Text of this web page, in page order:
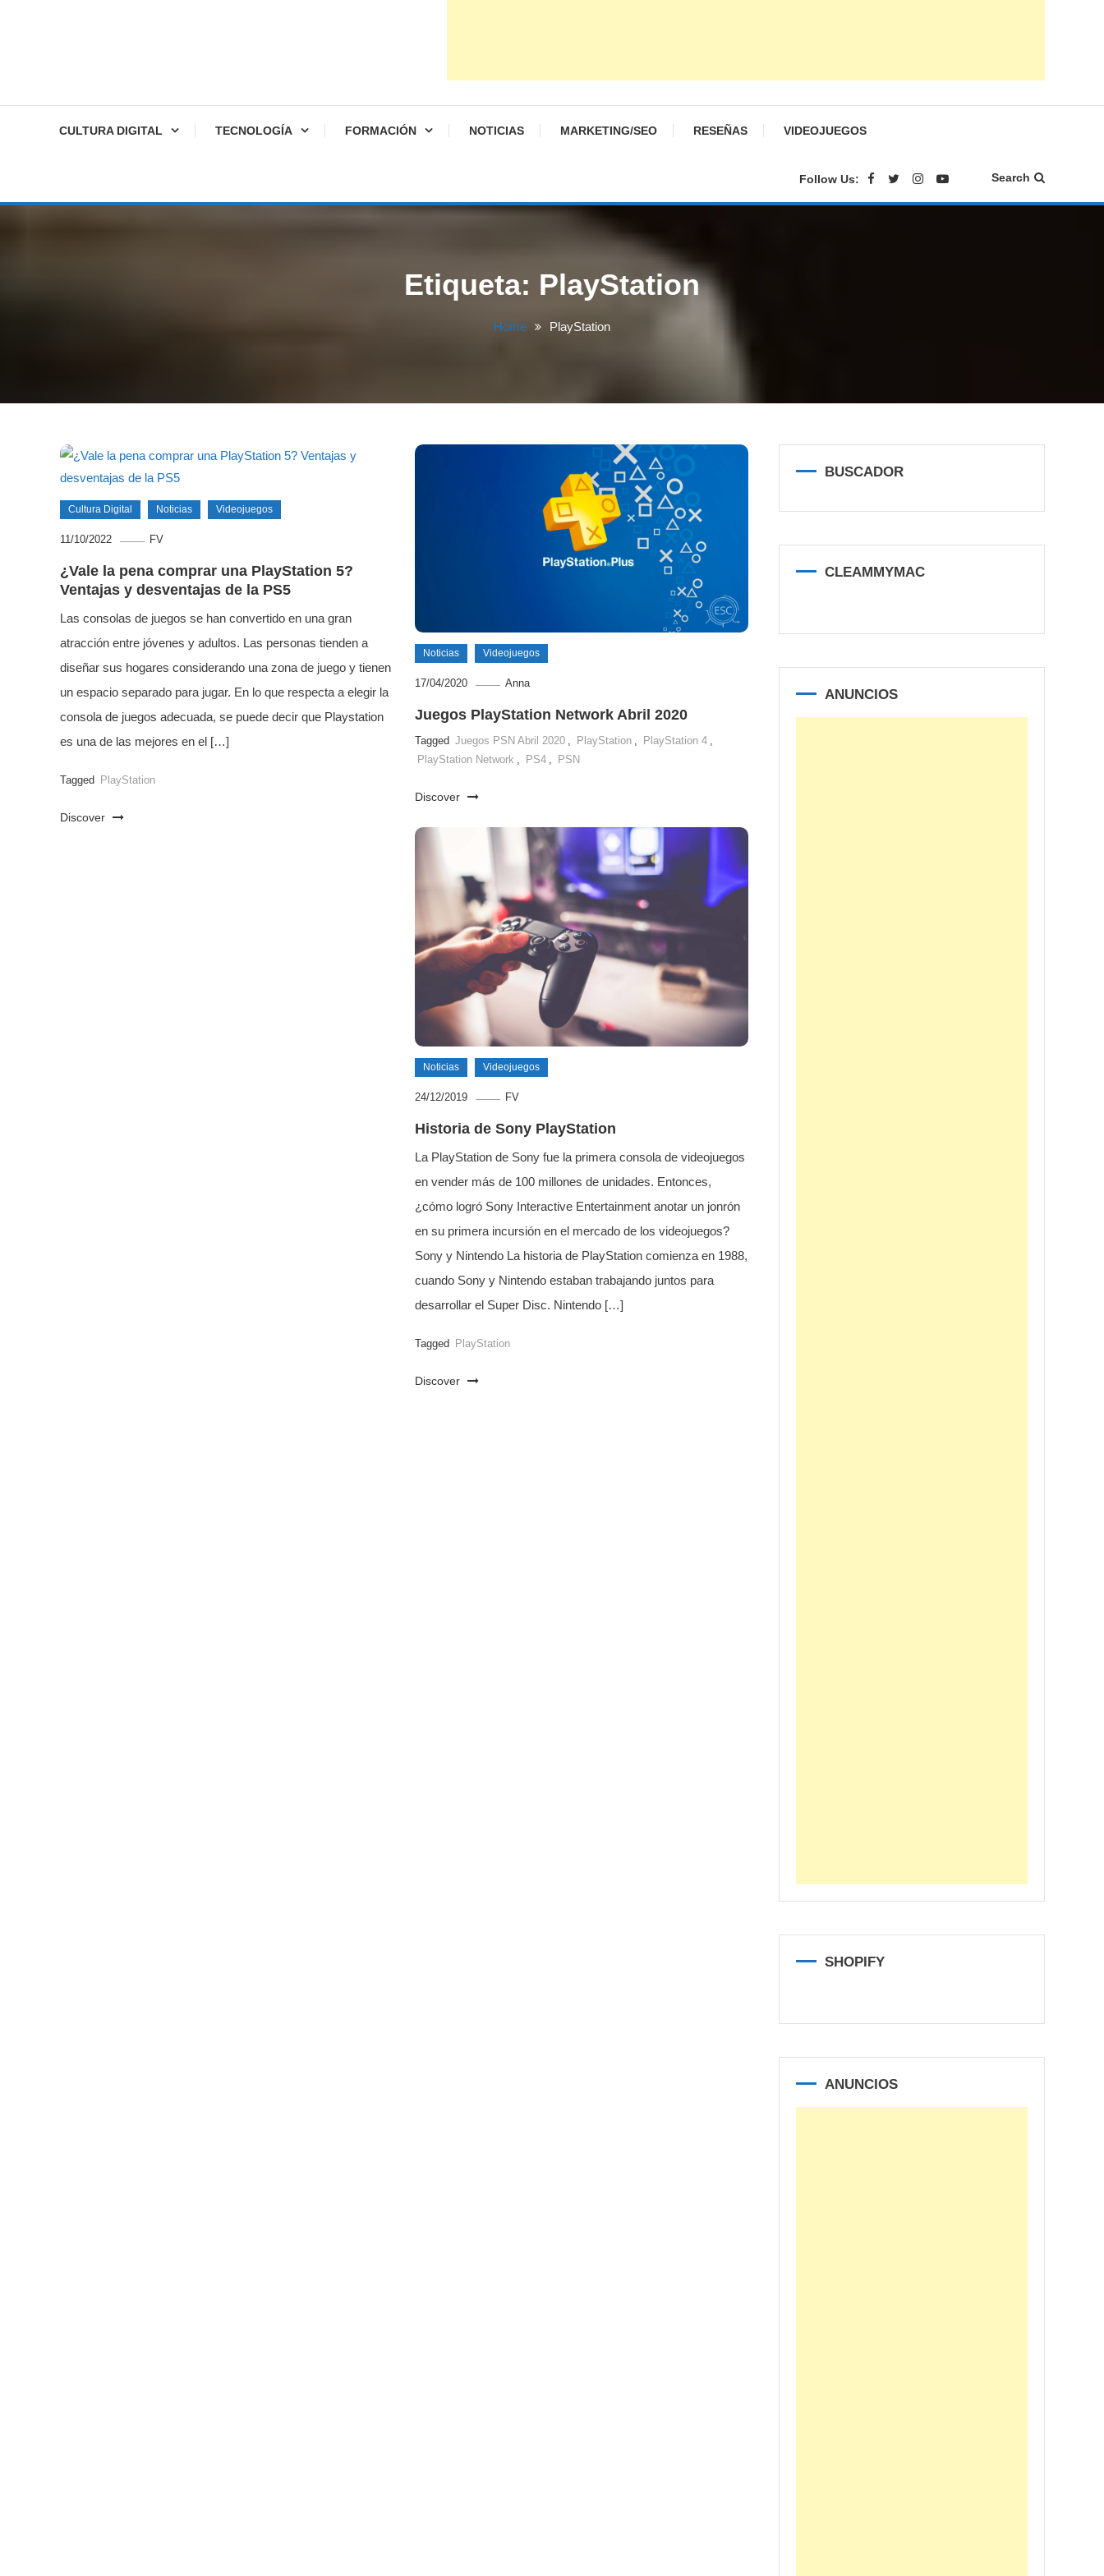
CULTURA DIGITAL TECNOLOGÍA FORMACIÓN NOTICIAS MARKETING/SEO RESEÑAS VIDEOJUEGOS
Follow Us: Search
Etiqueta: PlayStation
Home PlayStation
Cultura Digital Noticias Videojuegos
11/10/2022 FV
¿Vale la pena comprar una PlayStation 5?
Ventajas y desventajas de la PS5
Las consolas de juegos se han convertido en una gran
atracción entre jóvenes y adultos. Las personas tienden a
diseñar sus hogares considerando una zona de juego y tienen
un espacio separado para jugar. En lo que respecta a elegir la
consola de juegos adecuada, se puede decir que Playstation
es una de las mejores en el […]
Tagged PlayStation
Discover
Noticias Videojuegos
17/04/2020 Anna
Juegos PlayStation Network Abril 2020
Tagged Juegos PSN Abril 2020 PlayStation PlayStation 4
PlayStation Network
PS4 PSN
Discover
Noticias Videojuegos
24/12/2019 FV
Historia de Sony PlayStation
La PlayStation de Sony fue la primera consola de videojuegos
en vender más de 100 millones de unidades. Entonces,
¿cómo logró Sony Interactive Entertainment anotar un jonrón
en su primera incursión en el mercado de los videojuegos?
Sony y Nintendo La historia de PlayStation comienza en 1988,
cuando Sony y Nintendo estaban trabajando juntos para
desarrollar el Super Disc. Nintendo […]
Tagged PlayStation
Discover
BUSCADOR
CLEAMMYMAC
ANUNCIOS
SHOPIFY
ANUNCIOS